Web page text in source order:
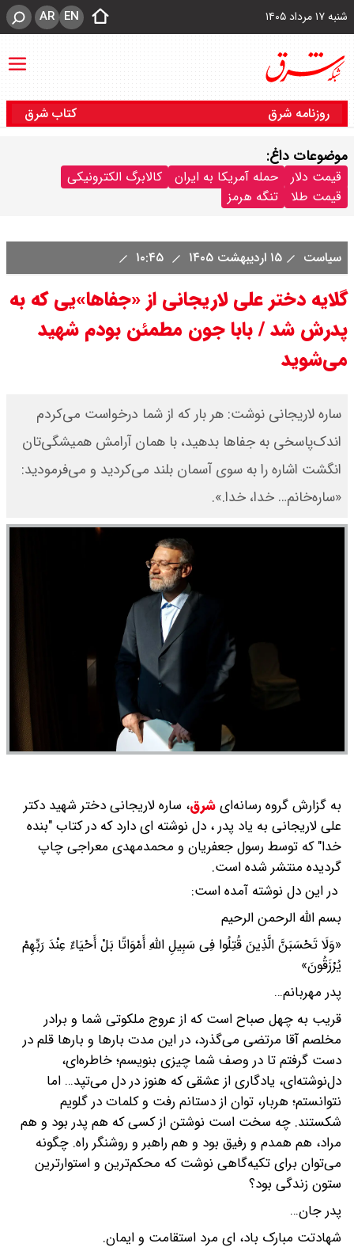
شنبه ۱۷ مرداد ۱۴۰۵ EN
AR
روزنامه شرق کتاب شرق
موضوعات داغ:
قیمت دلار حمله آمریکا به ایران
کالابرگ الکترونیکی
قیمت طلا
تنگه هرمز
سیاست ۱۵ اردیبهشت ۱۴۰۵
گلایه دختر علی لاریجانی از «جفاها»یی که به
پدرش شد / بابا جون مطمئن بودم شهید
می‌شوید
ساره لاریجانی نوشت: هر بار که از شما درخواست می‌کردم
اندک‌پاسخی به جفاها بدهید، با همان آرامش همیشگی‌تان
انگشت اشاره را به سوی آسمان بلند می‌کردید و می‌فرمودید:
«ساره‌خانم… خدا، خدا.».
به گزارش گروه رسانه‌ایشرق، ساره لاریجانی دختر شهید دکتر
علی لاریجانی به یاد پدر ، دل نوشته ای دارد که در کتاب "بنده
خدا" که توسط رسول جعفریان و محمدمهدی معراجی چاپ
گردیده منتشر شده است.
در این دل نوشته آمده است:
بسم الله الرحمن الرحیم
«وَلَا تَحْسَبَنَّ الَّذِینَ قُتِلُوا فِی سَبِیلِ اللَّهِ أَمْوَاتًا بَلْ أَحْیَاءٌ عِنْدَ رَبِّهِمْ
یُرْزَقُونَ»
پدر مهربانم…
قریب به چهل صباح است که از عروج ملکوتی شما و برادر
مخلصم آقا مرتضی می‌گذرد، در این مدت بارها و بارها قلم در
دست گرفتم تا در وصف شما چیزی بنویسم؛ خاطره‌ای،
دل‌نوشته‌ای، یادگاری از عشقی که هنوز در دل می‌تپد… اما
نتوانستم؛ هربار، توان از دستانم رفت و کلمات در گلویم
شکستند. چه سخت است نوشتن از کسی که هم پدر بود و هم
مراد، هم همدم و رفیق بود و هم راهبر و روشنگر راه. چگونه
می‌توان برای تکیه‌گاهی نوشت که محکم‌ترین و استوارترین
ستون زندگی بود؟
پدر جان…
شهادتت مبارک باد، ای مرد استقامت و ایمان.